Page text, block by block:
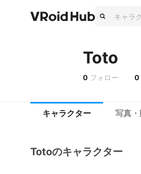
Toto
0 フォロー 0
キャラクター 写真
Totoのキャラクター